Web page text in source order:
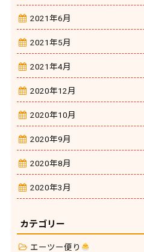
2021年6月
2021年5月
2021年4月
2020年12月
2020年10月
2020年9月
2020年8月
2020年3月
カテゴリー
エーツー便り